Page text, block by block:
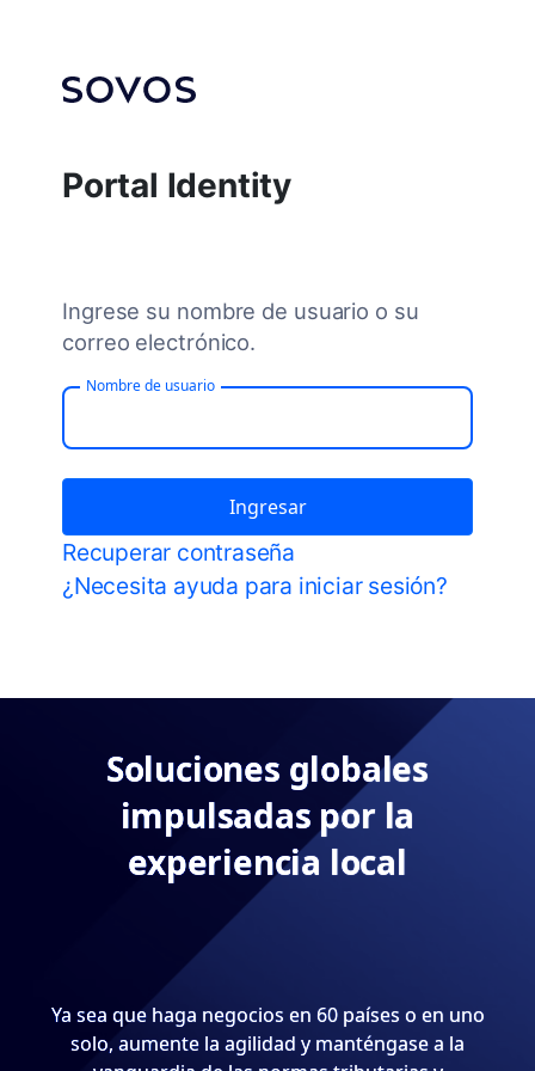
Portal Identity
Ingrese su nombre de usuario o su
correo electrónico.
Nombre de usuario
Ingresar
Recuperar contraseña
¿Necesita ayuda para iniciar sesión?
Soluciones globales
impulsadas por la
experiencia local
Ya sea que haga negocios en 60 países o en uno
solo, aumente la agilidad y manténgase a la